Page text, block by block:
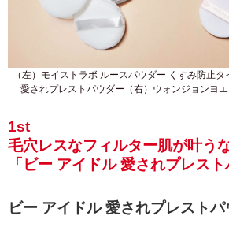
（左）モイストラボ ルースパウダー くすみ防止
愛されプレストパウダー（右）ウォンジョンヨ
1st
毛穴レスなフィルター肌が叶う
「ビー アイドル 愛されプレスト
ビー アイドル 愛されプレスト